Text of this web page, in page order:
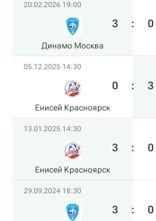
20.02.2026 19:00
Динамо Москва
3 : 0
05.12.2025 14:30
Енисей Красноярск
0 : 3
13.01.2025 14:30
Енисей Красноярск
3 : 0
29.09.2024 18:30
3 : 0